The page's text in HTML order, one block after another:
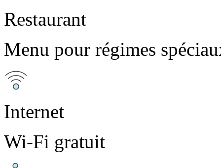
Restaurant
Menu pour régimes
Internet
Wi-Fi gratuit